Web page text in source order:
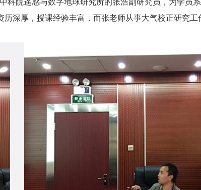
科院遥感与数字地球研究所的张浩副研究员，为学员
历深厚，授课经验丰富，而张老师从事大气校正研究